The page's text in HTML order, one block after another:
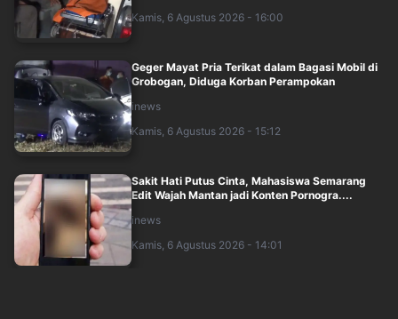
Kamis, 6 Agustus 2026 - 16:00
Geger Mayat Pria Terikat dalam Bagasi Mobil di
Grobogan, Diduga Korban Perampokan
inews
Kamis, 6 Agustus 2026 - 15:12
Sakit Hati Putus Cinta, Mahasiswa Semarang
Edit Wajah Mantan jadi Konten Pornogra....
inews
Kamis, 6 Agustus 2026 - 14:01